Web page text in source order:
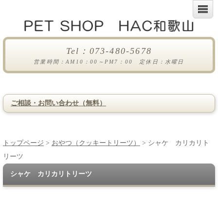
Tel：073-480-5678
営業時間：AM10：00～PM7：00 定休日：水曜日
ご相談・お問い合わせ（無料）
トップページ > おやつ（クッキートリーツ）
> シャケ カリカリト
リーツ
シャケ カリカリトリーツ